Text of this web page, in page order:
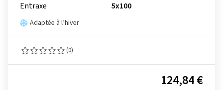
Entraxe
5x100
Adaptée à l’hiver
(0)
124,84 €